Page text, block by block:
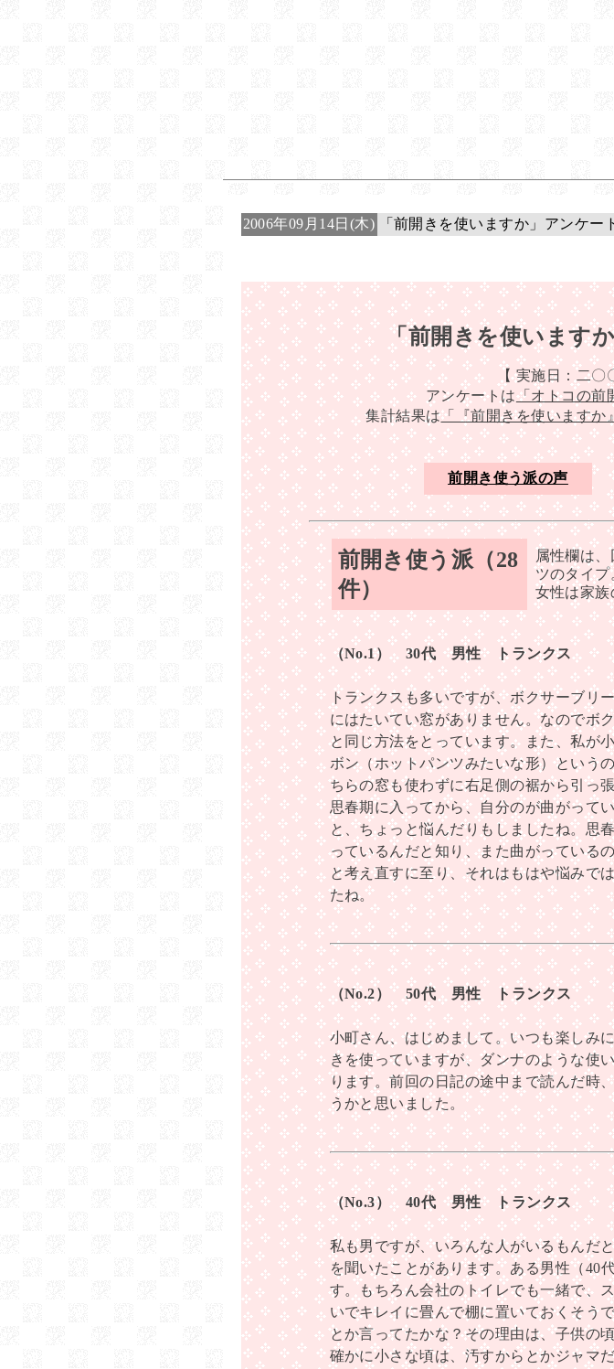
2006年09月14日(木) 「前開きを使いますか」アンケ
「前開きを使います
【 実施日：二〇
アンケートは
「オトコの前
集計結果は 「『前開きを使いますか
前開き使う派の声
前開き使う派（28
件）
属性欄は
ツのタイプ
女性は家族
（No.1） 30代 男性 トランクス
トランクスも多いですが、ボクサーブリ
にはたいてい窓がありません。なのでボ
と同じ方法をとっています。また、私が
ボン（ホットパンツみたいな形）という
ちらの窓も使わずに右足側の裾から引っ
思春期に入ってから、自分のが曲がって
と、ちょっと悩んだりもしましたね。思
っているんだと知り、また曲がっている
と考え直すに至り、それはもはや悩み
たね。
（No.2） 50代 男性 トランクス
小町さん、はじめまして。いつも楽しみ
きを使っていますが、ダンナのような使
ります。前回の日記の途中まで読んだ時
うかと思いました。
（No.3） 40代 男性 トランクス
私も男ですが、いろんな人がいるもんだ
を聞いたことがあります。ある男性（40
す。もちろん会社のトイレでも一緒で、
いでキレイに畳んで棚に置いておくそう
とか言ってたかな？その理由は、子供の
確かに小さな頃は、汚すからとかジャマ